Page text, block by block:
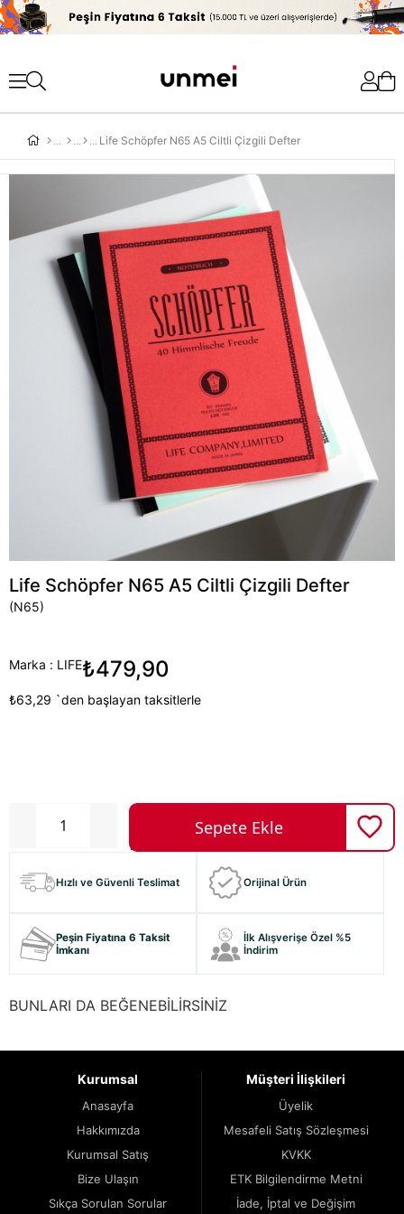
'
Life Schöpfer N65 A5 Ciltli Çizgili Defter
Life Schöpfer N65 A5 Ciltli Çizgili Defter
(N65)
Marka : LIFE₺479,90
₺63,29 `den başlayan taksitlerle
Hızlı ve Güvenli Teslimat Orijinal Ürün
Peşin Fiyatına 6 Taksit
İmkanı
İlk Alışverişe Özel %5
İndirim
BUNLARI DA BEĞENEBİLİRSİNİZ
Kurumsal
Anasayfa
Hakkımızda
Kurumsal Satış
Bize Ulaşın
Sıkça Sorulan Sorular
Müşteri İlişkileri
Üyelik
Mesafeli Satış Sözleşmesi
KVKK
ETK Bilgilendirme Metni
İade, İptal ve Değişim